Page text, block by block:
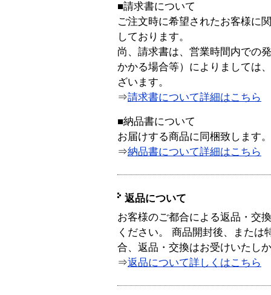
■請求書について
ご注文時に希望されたお客様に
しております。
尚、請求書は、営業時間内での
かかる場合等）によりましては
ざいます。
⇒請求書について詳細はこちら
■納品書について
お届けする商品に同梱致します。
⇒納品書について詳細はこちら
返品について
お客様のご都合による返品・交
ください。 商品開封後、または
合、返品・交換はお受けいたし
⇒返品について詳しくはこちら